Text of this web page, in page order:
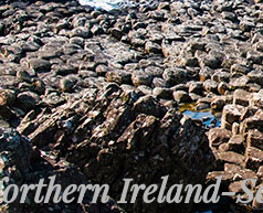
Ireland-